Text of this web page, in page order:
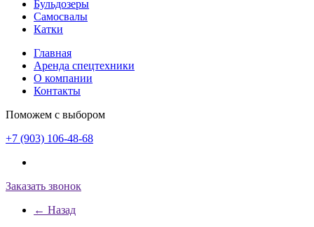
Бульдозеры
Самосвалы
Катки
Главная
Аренда спецтехники
О компании
Контакты
Поможем с выбором
+7 (903) 106-48-68
Заказать звонок
← Назад